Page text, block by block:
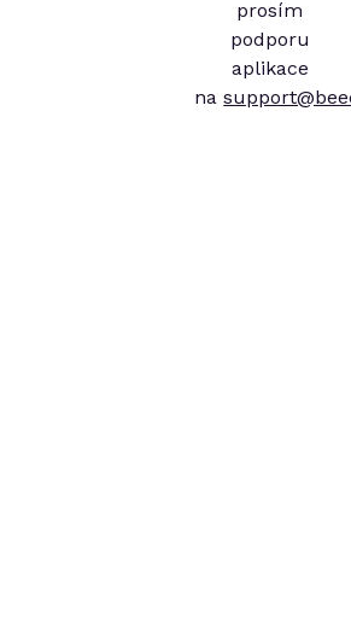
prosím
podporu
aplikace
na